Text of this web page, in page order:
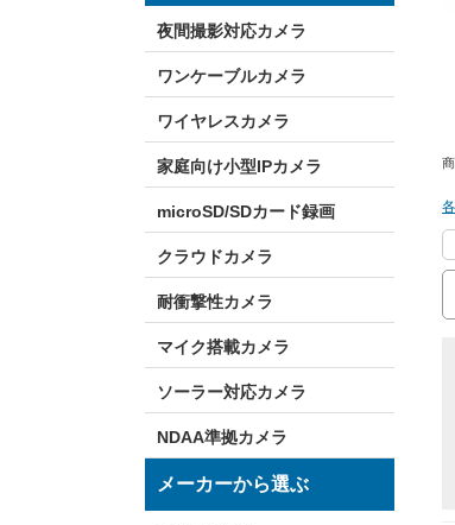
夜間撮影対応カメラ
ワンケーブルカメラ
ワイヤレスカメラ
家庭向け小型IPカメラ
microSD/SDカード録画
クラウドカメラ
耐衝撃性カメラ
マイク搭載カメラ
ソーラー対応カメラ
NDAA準拠カメラ
メーカーから選ぶ